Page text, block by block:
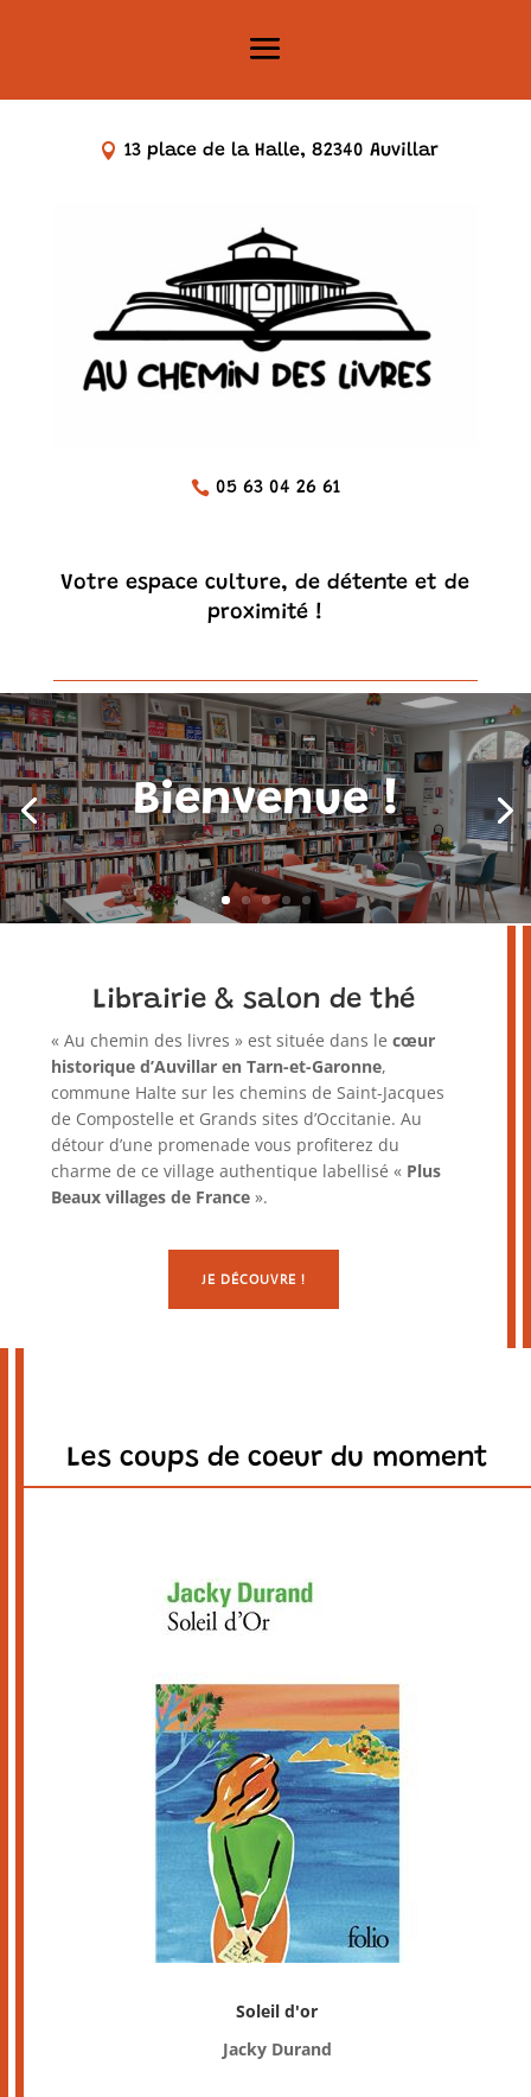
13 place de la Halle, 82340 Auvillar
05 63 04 26 61
Votre espace culture, de détente et de
proximité !
Bienvenue !
Librairie & salon de thé
« Au chemin des livres » est située dans le cœur
historique d’Auvillar en Tarn-et-Garonne,
commune Halte sur les chemins de Saint-Jacques
de Compostelle et Grands sites d’Occitanie. Au
détour d’une promenade vous profiterez du
charme de ce village authentique labellisé « Plus
Beaux villages de France».
JE DÉCOUVRE !
Les coups de coeur du moment
Soleil d'or
Jacky Durand